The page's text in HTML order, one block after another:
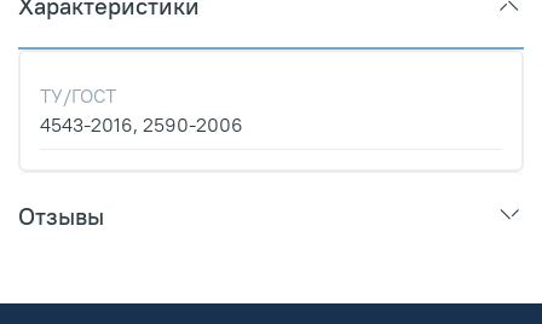
ТУ/ГОСТ
4543-2016, 2590-2006
Отзывы